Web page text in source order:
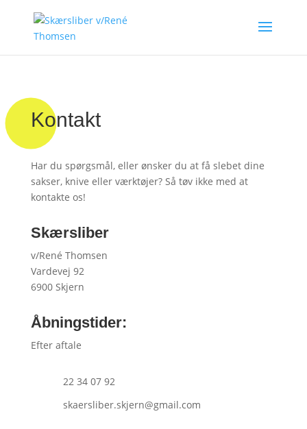
Kontakt
Har du spørgsmål, eller ønsker du at få slebet dine
sakser, knive eller værktøjer? Så tøv ikke med at
kontakte os!
Skærsliber
v/René Thomsen
Vardevej 92
6900 Skjern
Åbningstider:
Efter aftale
22 34 07 92
skaersliber.skjern@gmail.com